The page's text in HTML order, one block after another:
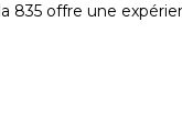
offre une